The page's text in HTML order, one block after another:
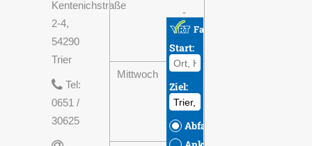
Kentenichstraße
2-4,
54290
Trier
Tel:
0651 /
30625
-
13:30
Uhr
Mittwoch
08:00
-
13:30
Uhr